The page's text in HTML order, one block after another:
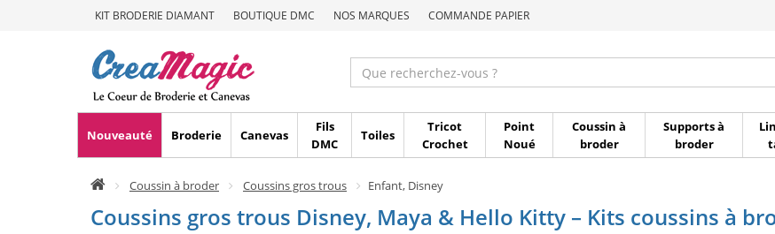
KIT BRODERIE DIAMANT BOUTIQUE DMC NOS MARQUES COMMANDE PAPIER
Nouveauté Broderie Canevas
Fils
DMC
Toiles
Tricot
Crochet
Point
Noué
Coussin à
broder
Supports à
broder
Coussin à broder Coussins gros trous Enfant, Disney
Coussins gros trous Disney, Maya & Hello Kitty – Kits coussins à